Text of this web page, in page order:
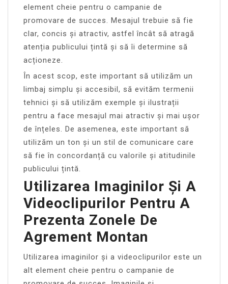
element cheie pentru o campanie de
promovare de succes. Mesajul trebuie să fie
clar, concis și atractiv, astfel încât să atragă
atenția publicului țintă și să îi determine să
acționeze.
În acest scop, este important să utilizăm un
limbaj simplu și accesibil, să evităm termenii
tehnici și să utilizăm exemple și ilustrații
pentru a face mesajul mai atractiv și mai ușor
de înțeles. De asemenea, este important să
utilizăm un ton și un stil de comunicare care
să fie în concordanță cu valorile și atitudinile
publicului țintă.
Utilizarea Imaginilor Și A
Videoclipurilor Pentru A
Prezenta Zonele De
Agrement Montan
Utilizarea imaginilor și a videoclipurilor este un
alt element cheie pentru o campanie de